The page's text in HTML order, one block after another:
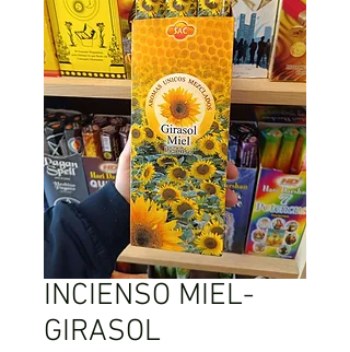
INCIENSO MIEL-
GIRASOL